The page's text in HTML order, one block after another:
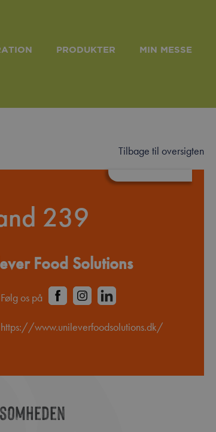
PRODUKTER MIN MESSE
Tilbage til oversigten
239
Food Solutions
Følg os på
https://www.unileverfoodsolutions.dk/